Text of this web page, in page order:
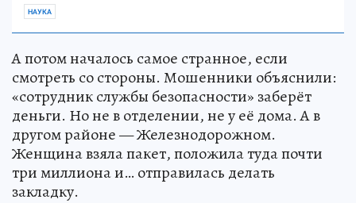
НАУКА
А потом началось самое странное, если
смотреть со стороны. Мошенники объяснили:
«сотрудник службы безопасности» заберёт
деньги. Но не в отделении, не у её дома. А в
другом районе — Железнодорожном.
Женщина взяла пакет, положила туда почти
три миллиона и… отправилась делать
закладку.